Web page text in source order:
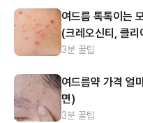
여드름 톡톡이는
(크레오신티, 클리
3분 꿀팁
여드름약 가격 얼
면)
3분 꿀팁